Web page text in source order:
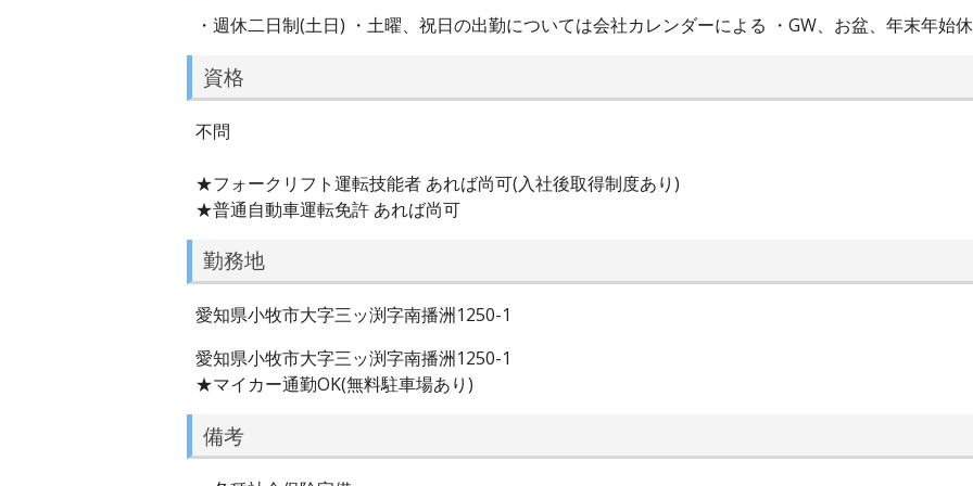
・週休二日制(土日) ・土曜、祝日の出勤については会社カレンダーによる ・GW、お盆、年末年始
資格
不問
★フォークリフト運転技能者 あれば尚可(入社後取得制度あり)
★普通自動車運転免許 あれば尚可
勤務地
愛知県小牧市大字三ッ渕字南播洲1250-1
愛知県小牧市大字三ッ渕字南播洲1250-1
★マイカー通勤OK(無料駐車場あり)
備考